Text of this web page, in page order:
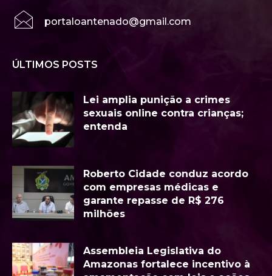
portaloantenado@gmail.com
ÚLTIMOS POSTS
Lei amplia punição a crimes
sexuais online contra crianças;
entenda
Roberto Cidade conduz acordo
com empresas médicas e
garante repasse de R$ 276
milhões
Assembleia Legislativa do
Amazonas fortalece incentivo à